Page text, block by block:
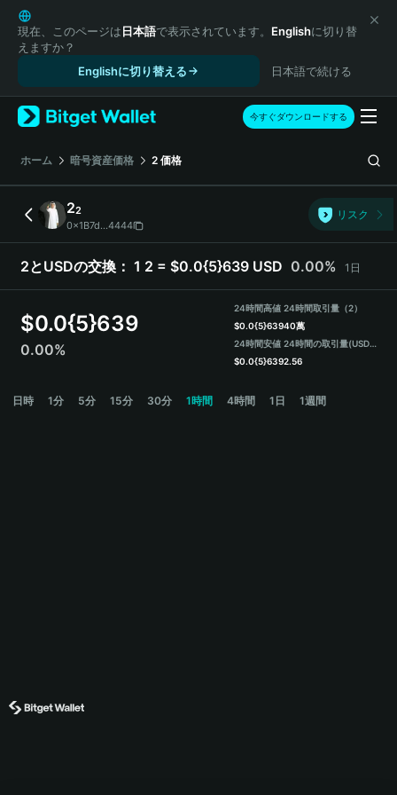
English
日本語
Tiếng Việt
Español (Latinoamérica)
Türkçe
Français
Deutsch
简体中文
繁體中文
Português (Portugal)
Bahasa Indonesia
ภาษาไทย
Español
Español (Argentina)
現在、このページは日本語で表示されています。 Englishに切り替
えますか？
Englishに切り替える
日本語で続ける
今すぐダウンロードする
ホーム 暗号資産価格 2 価格
22
0x1B7d...4444
リスク
2とUSDの交換： 1 2 = $0.0{5}639 USD 0.00% 1日
$0.0{5}639
0.00%
24時間高値
$0.0{5}639
24時間安値
$0.0{5}639
24時間取引量（2）
40萬
24時間の取引量(USDT)
2.56
日時 1分 5分 15分 30分 1時間 4時間 1日 1週間